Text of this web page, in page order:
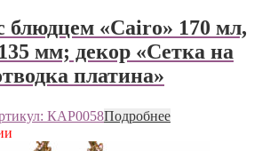
«Cairo» 170 мл,
мм; декор «Сетка на
платина»
КАР0058Подробнее